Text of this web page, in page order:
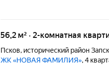
56,2 м² · 2-комнатная
Псков, исторический район
ЖК «НОВАЯ ФАМИЛИЯ», 4